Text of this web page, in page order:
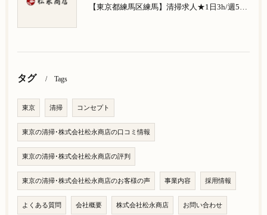
【東京都練馬区練馬】清掃求人★1日3h/週5日/祝日お休み★南大泉在住の方歓迎
タグ Tags
東京 清掃 コンセプト
東京の清掃･株式会社松永商店の口コミ情報
東京の清掃･株式会社松永商店の評判
東京の清掃･株式会社松永商店のお客様の声 事業内容 採用情報
よくある質問 会社概要 株式会社松永商店 お問い合わせ